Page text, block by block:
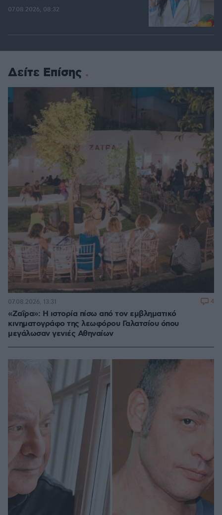
07.08.2026, 08:32
Δείτε Επίσης
«Ζαΐρα»: Η ιστορία πίσω από τον εμβληματικό
κινηματογράφο της λεωφόρου Γαλατσίου όπου
μεγάλωσαν γενιές Αθηναίων
07.08.2026, 13:31 4